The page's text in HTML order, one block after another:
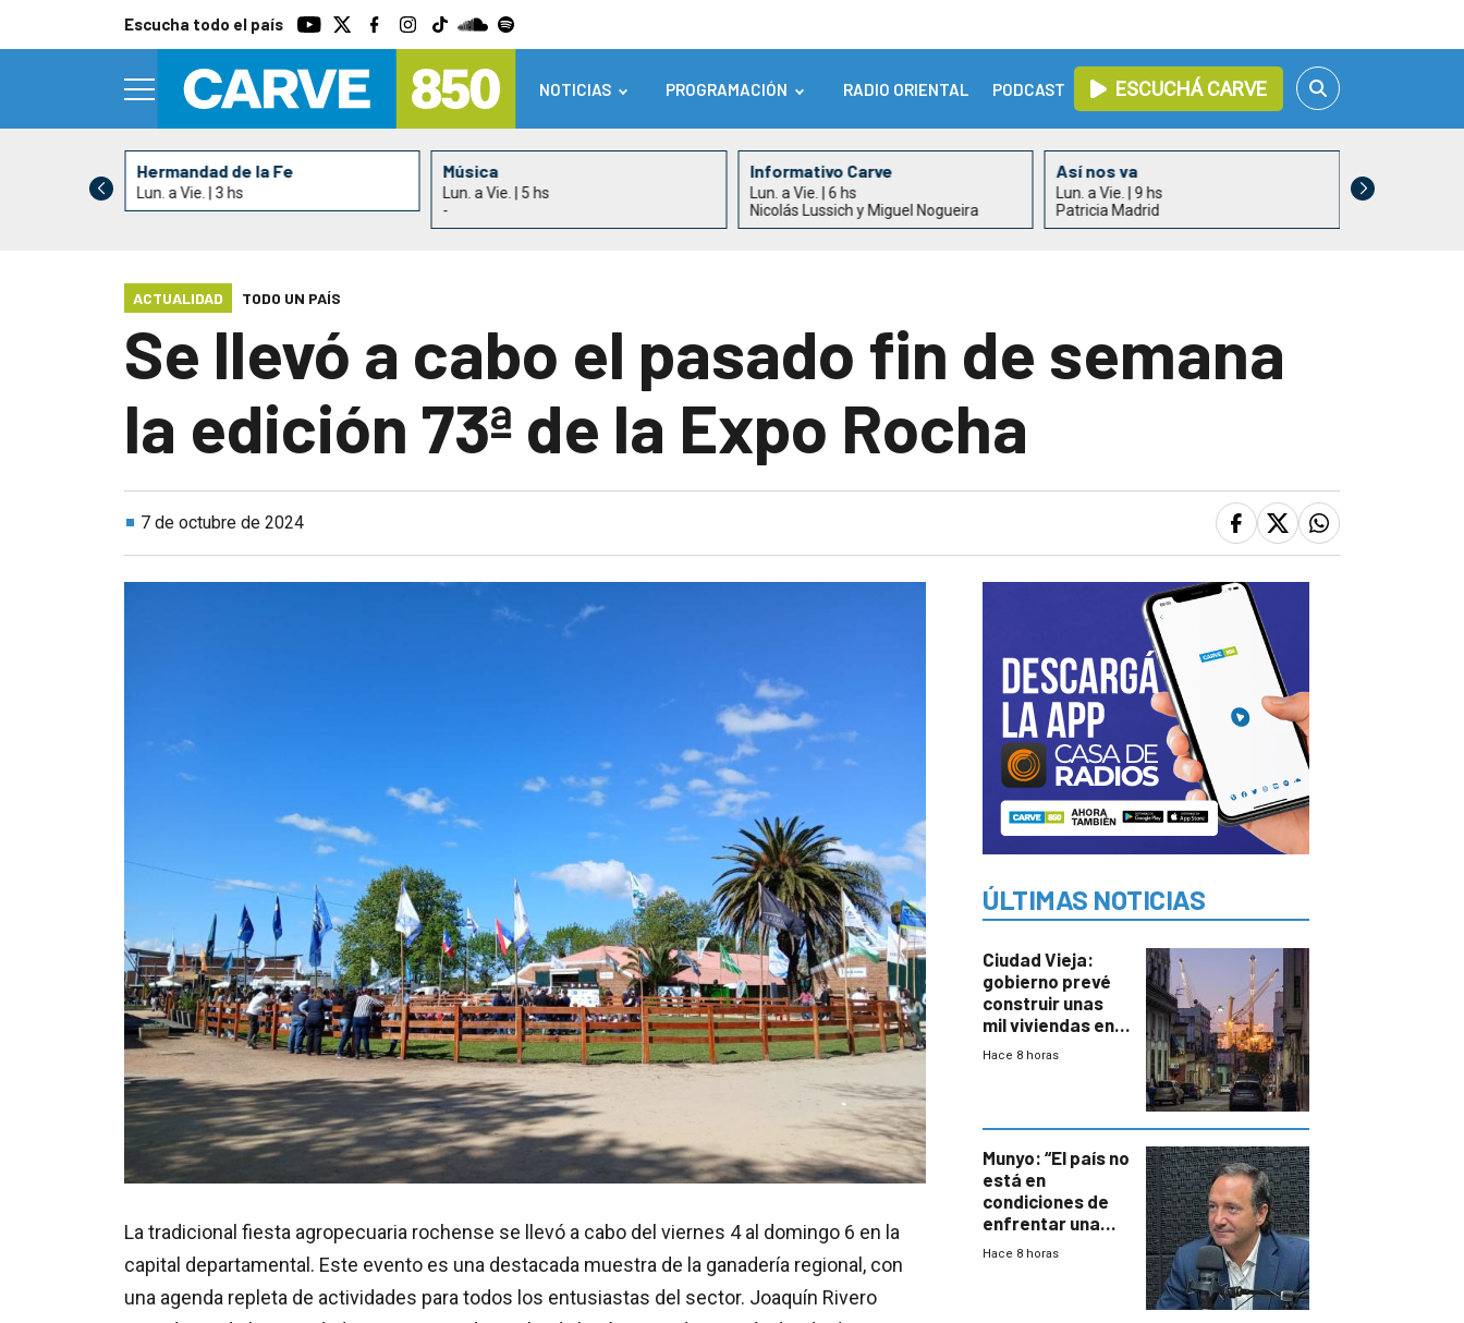
Escucha todo el país
NOTICIAS PROGRAMACIÓN RADIO ORIENTAL PODCAST ESCUCHÁ CARVE
Hermandad de la Fe
Lun. a Vie. | 3 hs
Música
Lun. a Vie. | 5 hs
-
Informativo Carve
Lun. a Vie. | 6 hs
Nicolás Lussich y Miguel Nogueira
Así nos va
Lun. a Vie. | 9 hs
Patricia Madrid
Lun. a Vie. | 11
ACTUALIDAD TODO UN PAÍS
Se llevó a cabo el pasado fin de semana
la edición 73ª de la Expo Rocha
7 de octubre de 2024
La tradicional fiesta agropecuaria rochense se llevó a cabo del viernes 4 al domingo 6 en la
capital departamental. Este evento es una destacada muestra de la ganadería regional, con
una agenda repleta de actividades para todos los entusiastas del sector. Joaquín Rivero
ÚLTIMAS NOTICIAS
Ciudad Vieja:
gobierno prevé
construir unas
mil viviendas en
un plan de
Hace 8 horas
Munyo: “El país no
está en
condiciones de
enfrentar una
reducción de la
Hace 8 horas